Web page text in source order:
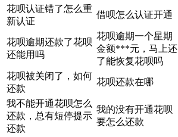
花呗认证错了怎么重
新认证
借呗怎么认证开通
花呗逾期还款了花呗
还能用吗
花呗逾期一个星期
金额***元，马上还
了能恢复花呗吗
花呗被关闭了，如何
还款
花呗还款在哪
我不能开通花呗怎么
还款，总有短停提示
还款
我的没有开通花呗
要怎么还款